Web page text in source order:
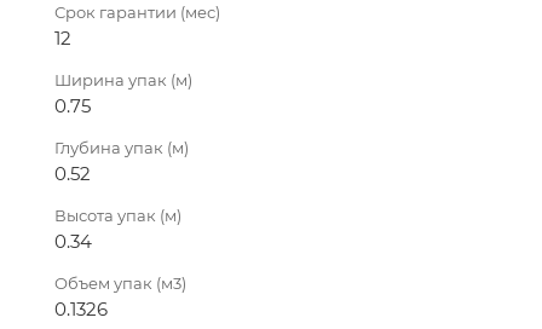
Срок гарантии (мес)
12
Ширина упак (м)
0.75
Глубина упак (м)
0.52
Высота упак (м)
0.34
Объем упак (м3)
0.1326